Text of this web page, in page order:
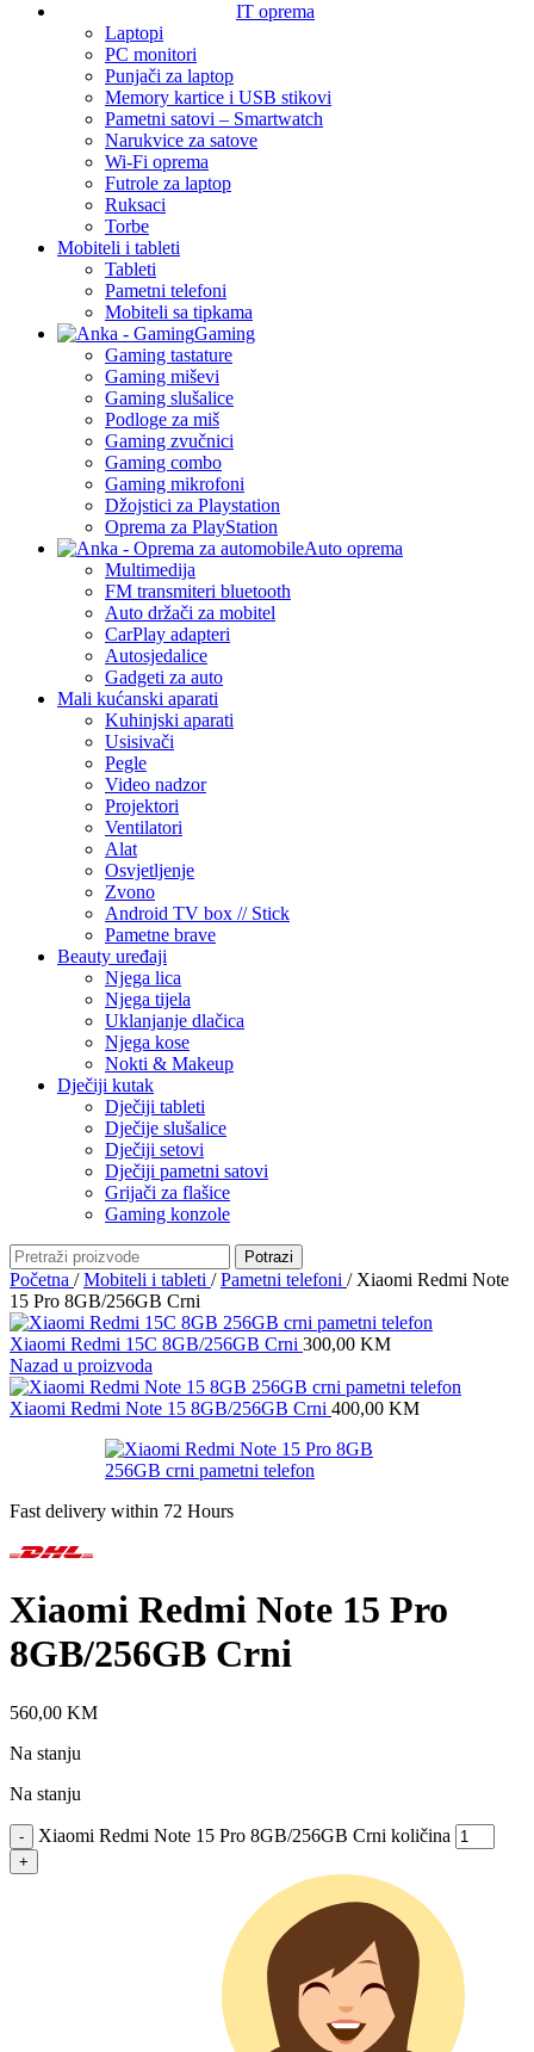
IT oprema
Laptopi
PC monitori
Punjači za laptop
Memory kartice i USB stikovi
Pametni satovi – Smartwatch
Narukvice za satove
Wi-Fi oprema
Futrole za laptop
Ruksaci
Torbe
Mobiteli i tableti
Tableti
Pametni telefoni
Mobiteli sa tipkama
Gaming
Gaming tastature
Gaming miševi
Gaming slušalice
Podloge za miš
Gaming zvučnici
Gaming combo
Gaming mikrofoni
Džojstici za Playstation
Oprema za PlayStation
Auto oprema
Multimedija
FM transmiteri bluetooth
Auto držači za mobitel
CarPlay adapteri
Autosjedalice
Gadgeti za auto
Mali kućanski aparati
Kuhinjski aparati
Usisivači
Pegle
Video nadzor
Projektori
Ventilatori
Alat
Osvjetljenje
Zvono
Android TV box // Stick
Pametne brave
Beauty uređaji
Njega lica
Njega tijela
Uklanjanje dlačica
Njega kose
Nokti & Makeup
Dječiji kutak
Dječiji tableti
Dječije slušalice
Dječiji setovi
Dječiji pametni satovi
Grijači za flašice
Gaming konzole
Potrazi
Početna / Mobiteli i tableti / Pametni telefoni / Xiaomi Redmi Note
15 Pro 8GB/256GB Crni
Xiaomi Redmi 15C 8GB/256GB Crni 300,00 KM
Nazad u proizvoda
Xiaomi Redmi Note 15 8GB/256GB Crni 400,00 KM
Fast delivery within 72 Hours
Xiaomi Redmi Note 15 Pro
8GB/256GB Crni
560,00 KM
Na stanju
Na stanju
- Xiaomi Redmi Note 15 Pro 8GB/256GB Crni količina
+